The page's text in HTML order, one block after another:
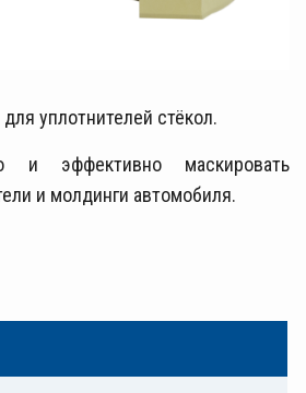
уплотнителей стёкол.
и эффективно маскировать
и молдинги автомобиля.